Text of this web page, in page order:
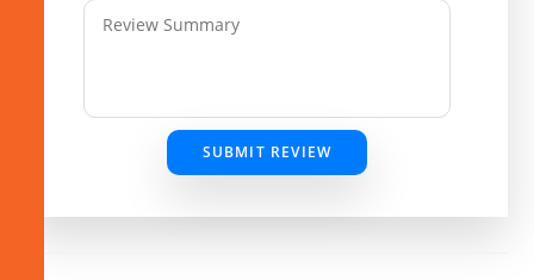
SUBMIT REVIEW